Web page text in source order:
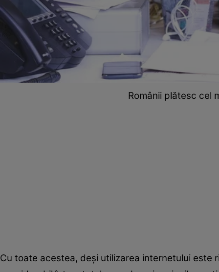
Românii plătesc cel
Cu toate acestea, deși utilizarea internetului